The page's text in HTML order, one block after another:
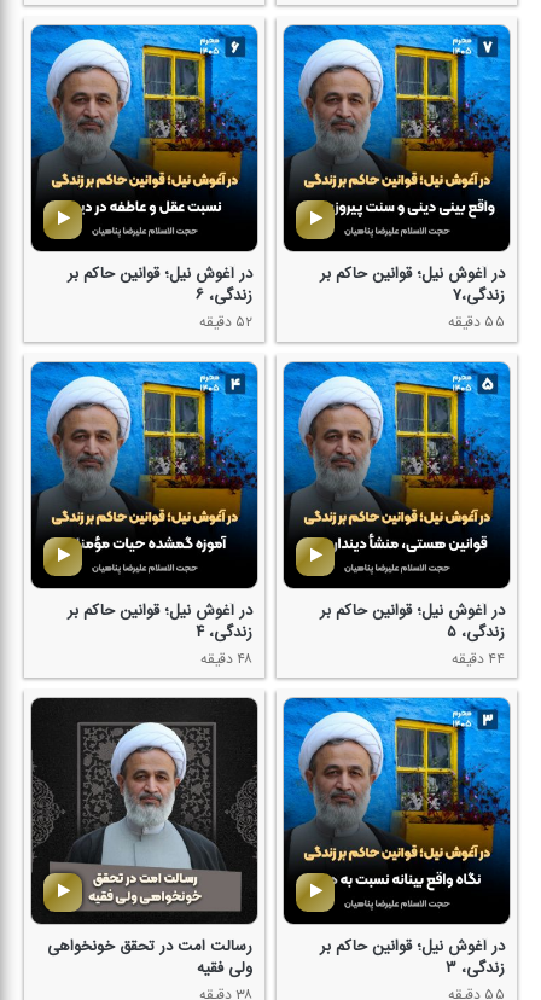
در آغوش نیل؛ قوانین حاكم بر
زندگی،۷
۵۵ دقیقه
در آغوش نیل؛ قوانین حاكم بر
زندگی، ۶
۵۲ دقیقه
در آغوش نیل؛ قوانین حاكم بر
زندگی، ۵
۴۴ دقیقه
در آغوش نیل؛ قوانین حاكم بر
زندگی، ۴
۴۸ دقیقه
در آغوش نیل؛ قوانین حاكم بر
زندگی، ۳
۵۵ دقیقه
رسالت امت در تحقق خونخواهی
ولی فقیه
۳۸ دقیقه